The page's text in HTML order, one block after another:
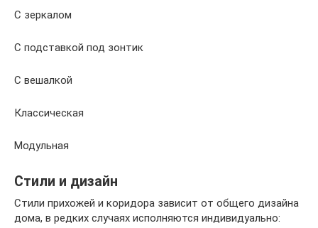
С зеркалом
С подставкой под зонтик
С вешалкой
Классическая
Модульная
Стили и дизайн
Стили прихожей и коридора зависит от общего дизайна
дома, в редких случаях исполняются индивидуально: